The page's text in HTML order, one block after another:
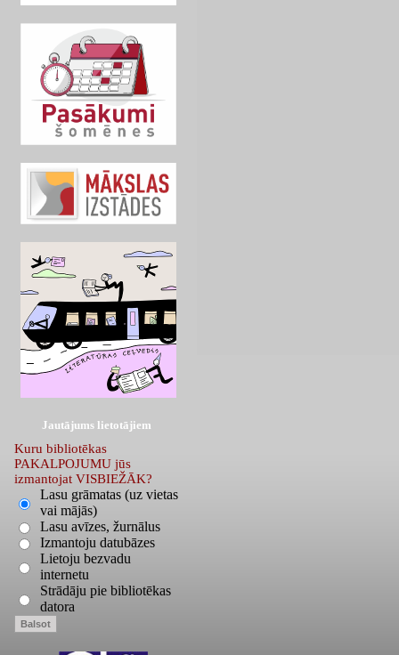
Jautājums lietotājiem
Kuru bibliotēkas
PAKALPOJUMU jūs
izmantojat VISBIEŽĀK?
Lasu grāmatas (uz vietas
vai mājās)
Lasu avīzes, žurnālus
Izmantoju datubāzes
Lietoju bezvadu
internetu
Strādāju pie bibliotēkas
datora